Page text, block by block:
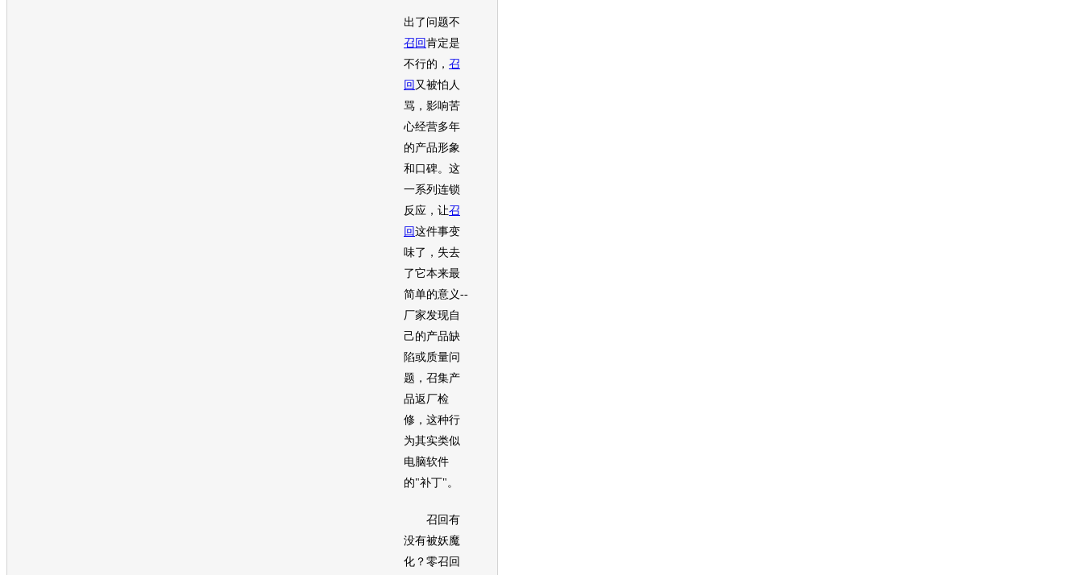
出了问题不
召回 肯定是
不行的， 召
回 又被怕人
骂，影响苦
心经营多年
的产品形象
和口碑。这
一系列连锁
反应，让召
回 这件事变
味了，失去
了它本来最
简单的意义--
厂家发现自
己的产品缺
陷或质量问
题，召集产
品返厂检
修，这种行
为其实类似
电脑软件
的"补丁"。
召回 有
没有被妖魔
化？零召回